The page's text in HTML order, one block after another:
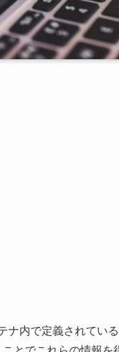
ナ内で定義されている